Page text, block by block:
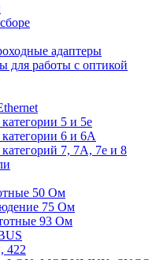
адаптеры
для работы с оптикой
5 и 5е
6 и 6A
7, 7А, 7е и 8
50 Ом
75 Ом
93 Ом
422